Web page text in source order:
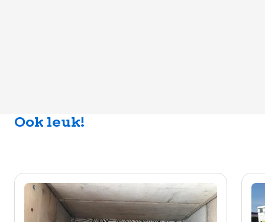
Ook leuk!